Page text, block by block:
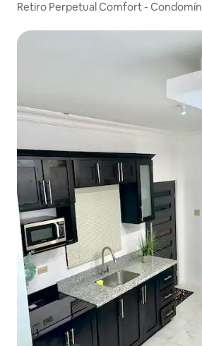
Retiro Perpetual Comfort -